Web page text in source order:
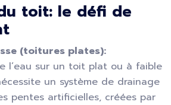
toit: le défi de
(toitures plates):
l’eau sur un toit plat ou à faible
un système de drainage
pentes artificielles, créées par